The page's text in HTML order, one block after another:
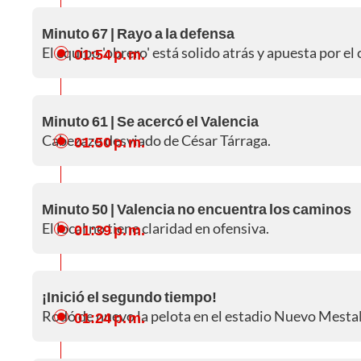
Minuto 67 | Rayo a la defensa
El equipo 'obrero' está solido atrás y apuesta por el
01:54 p. m.
Minuto 61 | Se acercó el Valencia
Cabezazo desviado de César Tárraga.
01:50 p. m.
Minuto 50 | Valencia no encuentra los caminos
El local no tiene claridad en ofensiva.
01:39 p. m.
¡Inició el segundo tiempo!
Rodó de nuevo la pelota en el estadio Nuevo
01:24 p. m.